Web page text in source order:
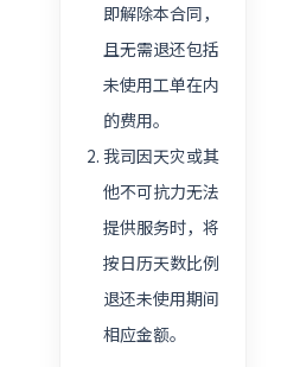
即解除本合同，
且无需退还包括
未使用工单在内
的费用。
我司因天灾或其
他不可抗力无法
提供服务时，将
按日历天数比例
退还未使用期间
相应金额。